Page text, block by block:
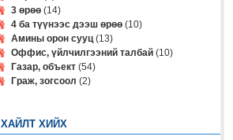
3 өрөө(14)
4 ба түүнээс дээш өрөө(10)
Амины орон сууц(13)
Оффис, үйлчилгээний талбай(10)
Газар, объект(54)
Граж, зогсоол (2)
ХАЙЛТ ХИЙХ